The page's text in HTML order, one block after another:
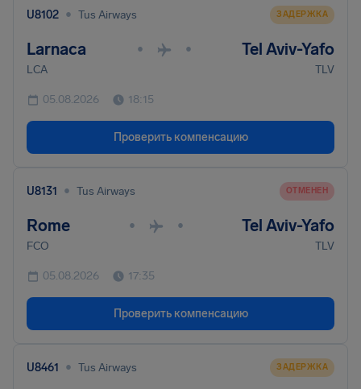
U8102 • Tus Airways ЗАДЕРЖКА
Larnaca • • Tel Aviv-Yafo
LCA TLV
05.08.2026 18:15
Проверить компенсацию
U8131 • Tus Airways ОТМЕНЕН
Rome • • Tel Aviv-Yafo
FCO TLV
05.08.2026 17:35
Проверить компенсацию
U8461 • Tus Airways ЗАДЕРЖКА